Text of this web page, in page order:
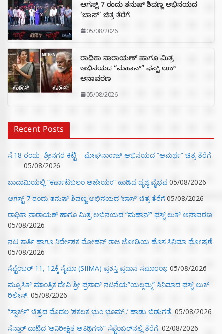
ಆಗಸ್ಟ್ 7 ರಂದು ತನುಷ್ ಶಿವಣ್ಣ ಅಭಿನಯದ
‘ಬಾಸ್’ ಚಿತ್ರ ತೆರೆಗೆ
05/08/2026
ರಾಧಿಕಾ ನಾರಾಯಣ್ ಹಾಗೂ ಮಿತ್ರ
ಅಭಿನಯದ “ಮಹಾನ್” ಫಸ್ಟ್ ಲುಕ್
ಅನಾವರಣ
05/08/2026
Recent Posts
ಸೆ.18 ರಂದು ಶ್ರೀನಗರ ಕಿಟ್ಟಿ – ಮೇಘನಾರಾಜ್ ಅಭಿನಯದ “ಅಮರ್ಥ” ಚಿತ್ರ ತೆರೆಗೆ
05/08/2026
ಬಾದಾಮಿಯಲ್ಲಿ “ಕರ್ಣಾಟಬಲಂ ಅಜೇಯಂ” ಹಾಡಿದ ದೃಶ್ಯ ವೈಭವ 05/08/2026
ಆಗಸ್ಟ್ 7 ರಂದು ತನುಷ್ ಶಿವಣ್ಣ ಅಭಿನಯದ ‘ಬಾಸ್’ ಚಿತ್ರ ತೆರೆಗೆ 05/08/2026
ರಾಧಿಕಾ ನಾರಾಯಣ್ ಹಾಗೂ ಮಿತ್ರ ಅಭಿನಯದ “ಮಹಾನ್” ಫಸ್ಟ್ ಲುಕ್ ಅನಾವರಣ
05/08/2026
ನಟ ಕಾರ್ತಿ ಹಾಗೂ ನಿರ್ದೇಶಕ ಮೋಹನ್ ರಾಜ ಜೋಡಿಯ ಹೊಸ ಸಿನಿಮಾ ಘೋಷಣೆ
05/08/2026
ಸೆಪ್ಟೆಂಬರ್ 11, 12ಕ್ಕೆ ಸೈಮಾ (SIIMA) ಪ್ರಶಸ್ತಿ ಪ್ರದಾನ ಸಮಾರಂಭ 05/08/2026
ಮ್ಯೂಸಿಕ್‌ ಮಾಂತ್ರಿಕ ದೇವಿ ಶ್ರೀ ಪ್ರಸಾದ್ ನಟನೆಯ”ಯಲ್ಲಮ್ಮ” ಸಿನಿಮಾದ ಫಸ್ಟ್‌ ಲುಕ್‌
ರಿಲೀಸ್. 05/08/2026
“ಸ್ಪಾರ್ಕ್” ಚಿತ್ರದ ಮೊದಲ‌ ‘ಶಕಲಕ ಭುಂ‌ ಭೂಮ್..’ ಹಾಡು ಬಿಡುಗಡೆ. 05/08/2026
ಸೆನ್ಸಾರ್ ದಾಟಿದ ‘ಅನಿರೀಕ್ಷಿತ ಅತಿಥಿಗಳು” ಸೆಪ್ಟೆಂಬರ್‌ನಲ್ಲಿ ತೆರೆಗೆ. 02/08/2026